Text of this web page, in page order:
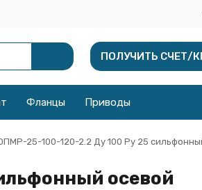
ПОЛУЧИТЬ СЧЕТ/
Фланцы Приводы
25-100-120-2.2 Ду 100 Ру 25
осевой